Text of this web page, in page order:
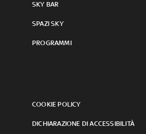
SKY BAR
SPAZI SKY
PROGRAMMI
COOKIE POLICY
DICHIARAZIONE DI ACCESSIBILITÀ